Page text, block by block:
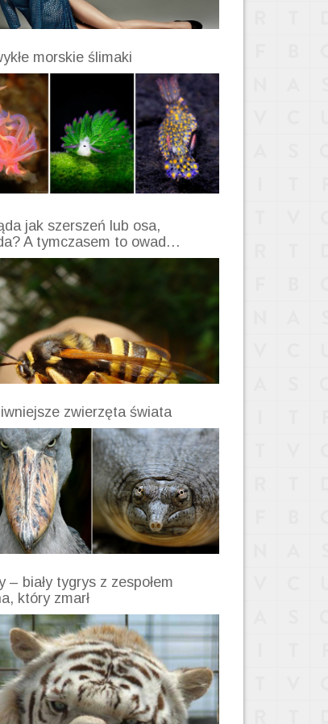
morskie ślimaki
jak szerszeń lub osa,
A tymczasem to owad…
zwierzęta świata
– biały tygrys z zespołem
który zmarł